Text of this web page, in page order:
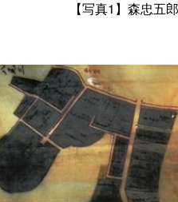
【写真1 】森忠五